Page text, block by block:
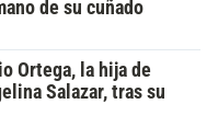
de su cuñado
Ortega, la hija de
Salazar, tras su